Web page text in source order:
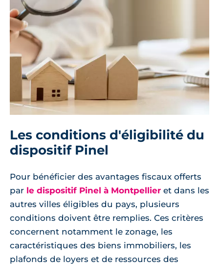
Les conditions d'éligibilité du
dispositif Pinel
Pour bénéficier des avantages fiscaux offerts
par le dispositif Pinel à Montpellier et dans les
autres villes éligibles du pays, plusieurs
conditions doivent être remplies. Ces critères
concernent notamment le zonage, les
caractéristiques des biens immobiliers, les
plafonds de loyers et de ressources des